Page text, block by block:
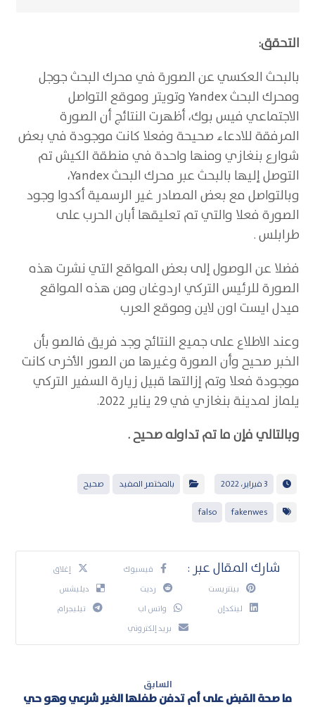
التحقق:
بالبحث العكسي عن الصورة في محرك البحث جوجل
ومحرك البحث Yandex وتويتر وموقع التواصل
الاجتماعي فيس بوك، أظهرت النتائج أن الصورة
المرفقة للادعاء صحيحة وفعلا كانت موجودة في بعض
شوارع بنغازي ومنها واحدة في منطقة الكيش تم
التوصل إليها بالبحث عبر محرك البحث Yandex،
وبالتواصل مع بعض المصادر غير الرسمية أكدوا وجود
الصورة فعلا والتي تم تعليقها أبان الحرب على
طرابلس .
فضلا عن الوصول إلى بعض المواقع التي نشرت هذه
الصورة للرئيس التركي اردوغان ومن هذه المواقع
ميدل ايست اون لاين وموقع العرب
وعند الاطلاع على جميع النتائج وجد فريق فالصو بأن
الخبر صحيح وأن الصورة وغيرها من الصور الأخرى كانت
موجودة فعلا وتم إزالتها قبيل زيارة السفير التركي
يلماز لمدينة بنغازي في 29 يناير 2022.
وبالتالي فإن ما تم تداوله صحيح .
3 فبراير، 2022 بالمختصر المفيد صحيح
fakenwes
falso
فيسبوك
إغلاق
بينتريست
رديت
ديليشس
لينكدإن
واتس اب
تيليجرام
بريد إلكتروني
السابق
ما صحة القبض على أم تدفن طفلها الغير شرعي وهو حي